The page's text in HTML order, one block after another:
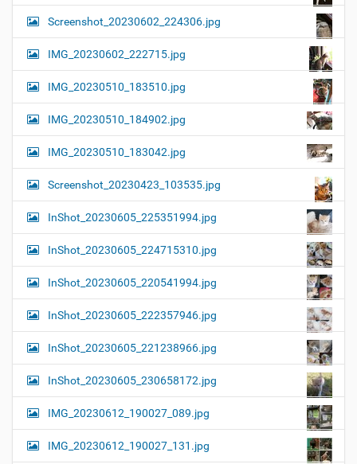
Screenshot_20230602_224306.jpg
IMG_20230602_222715.jpg
IMG_20230510_183510.jpg
IMG_20230510_184902.jpg
IMG_20230510_183042.jpg
Screenshot_20230423_103535.jpg
InShot_20230605_225351994.jpg
InShot_20230605_224715310.jpg
InShot_20230605_220541994.jpg
InShot_20230605_222357946.jpg
InShot_20230605_221238966.jpg
InShot_20230605_230658172.jpg
IMG_20230612_190027_089.jpg
IMG_20230612_190027_131.jpg